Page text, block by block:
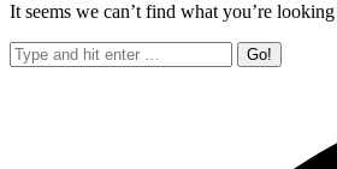
It seems we can’t find what you’re
Search: